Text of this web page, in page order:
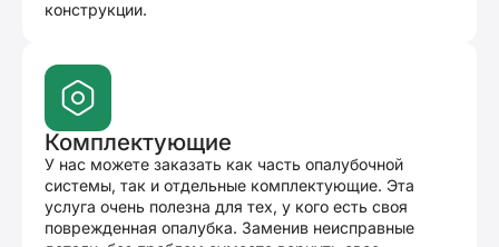
конструкции.
Комплектующие
У нас можете заказать как часть опалубочной
системы, так и отдельные комплектующие. Эта
услуга очень полезна для тех, у кого есть своя
поврежденная опалубка. Заменив неисправные